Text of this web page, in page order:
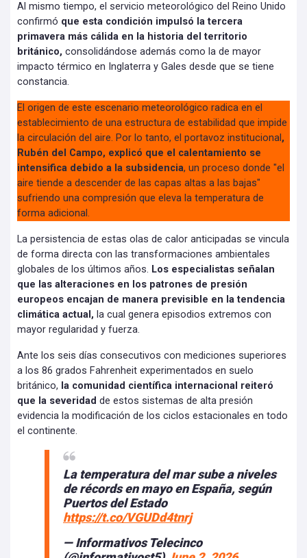
Al mismo tiempo, el servicio meteorológico del Reino Unido
confirmó que esta condición impulsó la tercera
primavera más cálida en la historia del territorio
británico, consolidándose además como la de mayor
impacto térmico en Inglaterra y Gales desde que se tiene
constancia.
El origen de este escenario meteorológico radica en el
establecimiento de una estructura de estabilidad que impide
la circulación del aire. Por lo tanto, el portavoz institucional ,
Rubén del Campo, explicó que el calentamiento se
intensifica debido a la subsidencia, un proceso donde "el
aire tiende a descender de las capas altas a las bajas"
sufriendo una compresión que eleva la temperatura de
forma adicional.
La persistencia de estas olas de calor anticipadas se vincula
de forma directa con las transformaciones ambientales
globales de los últimos años. Los especialistas señalan
que las alteraciones en los patrones de presión
europeos encajan de manera previsible en la tendencia
climática actual, la cual genera episodios extremos con
mayor regularidad y fuerza.
Ante los seis días consecutivos con mediciones superiores
a los 86 grados Fahrenheit experimentados en suelo
británico, la comunidad científica internacional reiteró
que la severidad de estos sistemas de alta presión
evidencia la modificación de los ciclos estacionales en todo
el continente.
La temperatura del mar sube a niveles
de récords en mayo en España, según
Puertos del Estado
https://t.co/VGUDd4tnrj
— Informativos Telecinco